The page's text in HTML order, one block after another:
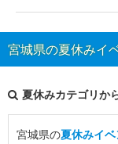
宮城県の夏休みイ
夏休みカテゴリか
宮城県の夏休みイベ